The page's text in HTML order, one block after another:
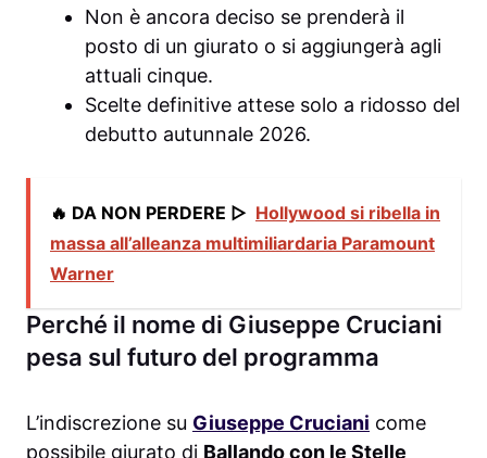
Non è ancora deciso se prenderà il
posto di un giurato o si aggiungerà agli
attuali cinque.
Scelte definitive attese solo a ridosso del
debutto autunnale 2026.
🔥 DA NON PERDERE ▷ Hollywood si ribella in
massa all’alleanza multimiliardaria Paramount
Warner
Perché il nome di Giuseppe Cruciani
pesa sul futuro del programma
L’indiscrezione su Giuseppe Cruciani come
possibile giurato di Ballando con le Stelle